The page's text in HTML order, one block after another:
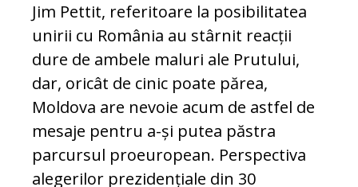
Jim Pet­tit, referitoare la posibilitatea
unirii cu România au stârnit reacții
dure de ambele maluri ale Prutului,
dar, ori­cât de cinic poate părea,
Moldova are nevoie acum de astfel de
mesaje pentru a-și putea păstra
parcursul proeuropean. Perspectiva
ale­gerilor prezidențiale din 30